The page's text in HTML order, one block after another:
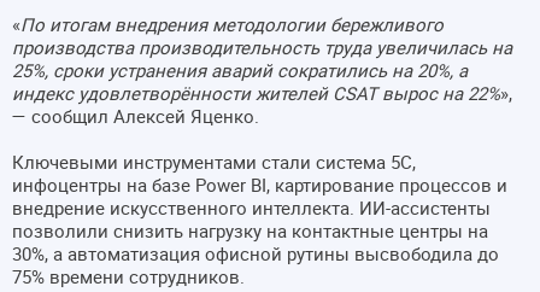
«По итогам внедрения методологии бережливого
производства производительность труда увеличилась на
25%, сроки устранения аварий сократились на 20%, а
индекс удовлетворённости жителей CSAT вырос на 22%»,
— сообщил Алексей Яценко.
Ключевыми инструментами стали система 5С,
инфоцентры на базе Power BI, картирование процессов и
внедрение искусственного интеллекта. ИИ-ассистенты
позволили снизить нагрузку на контактные центры на
30%, а автоматизация офисной рутины высвободила до
75% времени сотрудников.